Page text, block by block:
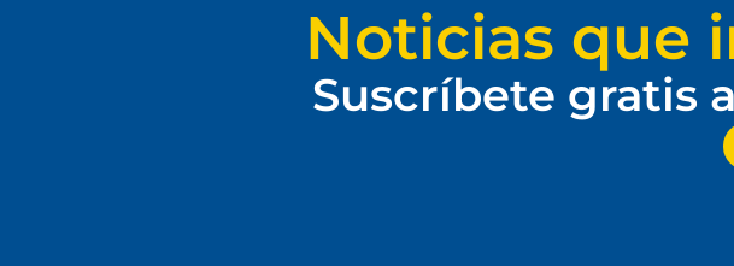
Noticias que
Suscríbete gratis